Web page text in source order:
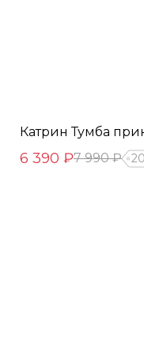
Катрин Тумба
6 390 ₽7 990 ₽